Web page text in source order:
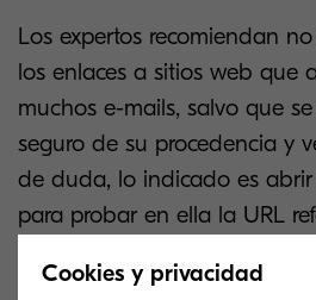
Los expertos recomiendan
los enlaces a sitios web que
muchos e-mails, salvo que
seguro de su procedencia y
de duda, lo indicado es
para probar en ella la URL
Antivirus:el otro área de la
Cookies y privacidad